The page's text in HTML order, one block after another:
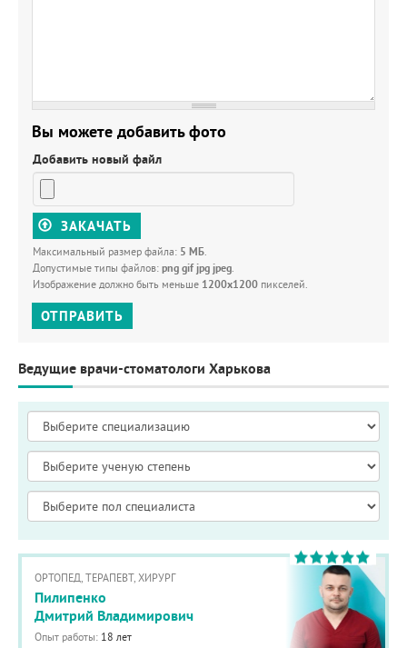
Вы можете добавить фото
Добавить новый файл
ЗАКАЧАТЬ
Максимальный размер файла: 5 МБ.
Допустимые типы файлов: png gif jpg jpeg.
Изображение должно быть меньше 1200x1200 пикселей.
ОТПРАВИТЬ
Ведущие врачи-стоматологи Харькова
ОРТОПЕД, ТЕРАПЕВТ, ХИРУРГ
Пилипенко
Дмитрий Владимирович
Опыт работы: 18 лет